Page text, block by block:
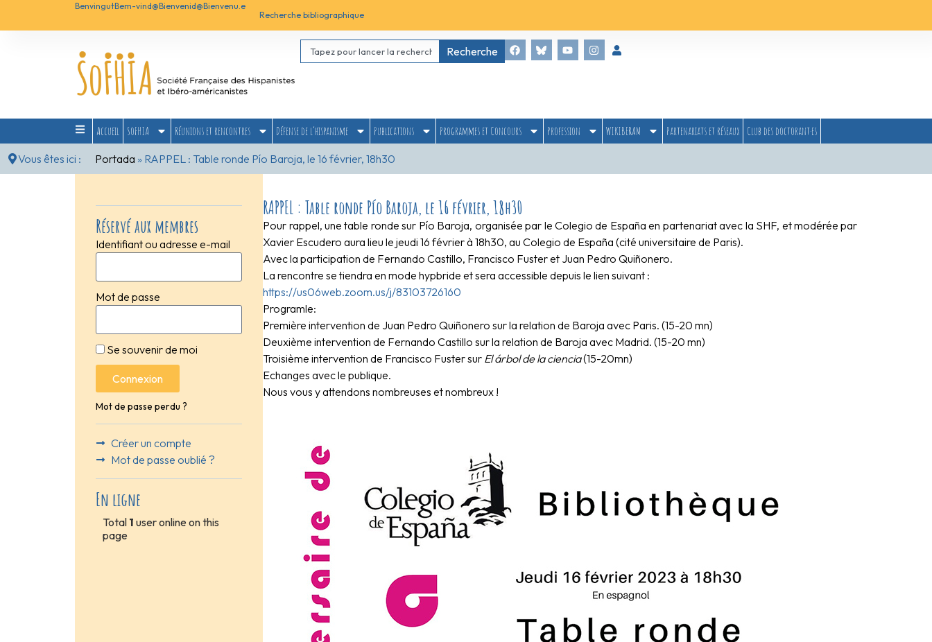
BenvingutBem-vind@Bienvenid@Bienvenu.e
Recherche bibliographique
Recherche
Accueil SoFHIA Réunions et rencontres Défense de l’hispanisme Publications Programmes et Concours Profession WIKIBERAM Partenariats et réseaux
Club des doctorant·es
Vous êtes ici :
Portada » RAPPEL : Table ronde Pío Baroja, le 16 février, 18h30
Réservé aux membres
Identifiant ou adresse e-mail
Mot de passe
Se souvenir de moi
Connexion
Mot de passe perdu ?
Créer un compte
Mot de passe oublié ?
En ligne
Total 1 user online on this
page
RAPPEL : Table ronde Pío Baroja, le 16 février, 18h30
Pour rappel, une table ronde sur Pío Baroja, organisée par le Colegio de España en partenariat avec la SHF, et modérée par
Xavier Escudero aura lieu le jeudi 16 février à 18h30, au Colegio de España (cité universitaire de Paris).
Avec la participation de Fernando Castillo, Francisco Fuster et Juan Pedro Quiñonero.
La rencontre se tiendra en mode hypbride et sera accessible depuis le lien suivant :
https://us06web.zoom.us/j/83103726160
Programle:
Première intervention de Juan Pedro Quiñonero sur la relation de Baroja avec Paris. (15-20 mn)
Deuxième intervention de Fernando Castillo sur la relation de Baroja avec Madrid. (15-20 mn)
Troisième intervention de Francisco Fustersur El árbol de la ciencia(15-20mn)
Echanges avec le publique.
Nous vous y attendons nombreuses et nombreux !